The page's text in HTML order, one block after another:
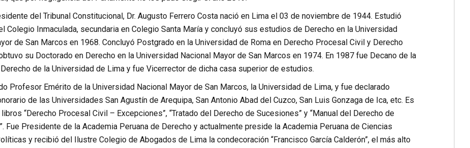
del Tribunal Constitucional, Dr. Augusto Ferrero Costa nació en Lima el 03 de noviembre de 1944. Estudió
Colegio Inmaculada, secundaria en Colegio Santa María y concluyó sus estudios de Derecho en la Universidad
de San Marcos en 1968. Concluyó Postgrado en la Universidad de Roma en Derecho Procesal Civil y Derecho
su Doctorado en Derecho en la Universidad Nacional Mayor de San Marcos en 1974. En 1987 fue Decano de la
de la Universidad de Lima y fue Vicerrector de dicha casa superior de estudios.
Profesor Emérito de la Universidad Nacional Mayor de San Marcos, la Universidad de Lima, y fue declarado
de las Universidades San Agustín de Arequipa, San Antonio Abad del Cuzco, San Luis Gonzaga de Ica, etc. Es
“Derecho Procesal Civil – Excepciones”, “Tratado del Derecho de Sucesiones” y “Manual del Derecho de
Fue Presidente de la Academia Peruana de Derecho y actualmente preside la Academia Peruana de Ciencias
y recibió del Ilustre Colegio de Abogados de Lima la condecoración “Francisco García Calderón”, el más alto